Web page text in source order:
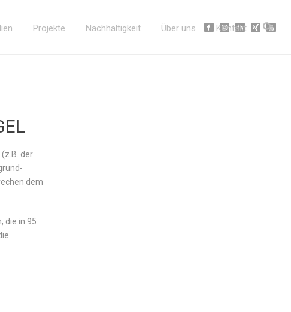
Projekte Nachhaltigkeit Über uns Kontakt
der
dem
die in 95